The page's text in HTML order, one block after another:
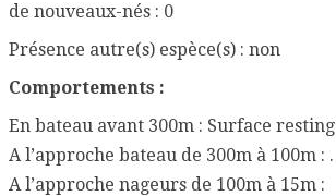
de nouveaux-nés : 0
Présence autre(s) espèce(s) : non
Comportements :
En bateau avant 300m : Surface resting
A l’approche bateau de 300m à 100m : .
A l’approche nageurs de 100m à 15m :